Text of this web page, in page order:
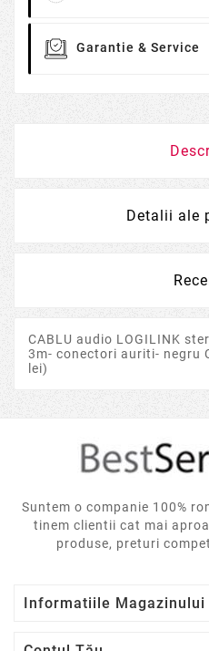
Garantie & Service
Detalii ale
CABLU audio LOGILINK
3m- conectori auriti- negru
lei)
Suntem o companie 100%
tinem clientii cat mai
produse, preturi
Informatiile Magazinului